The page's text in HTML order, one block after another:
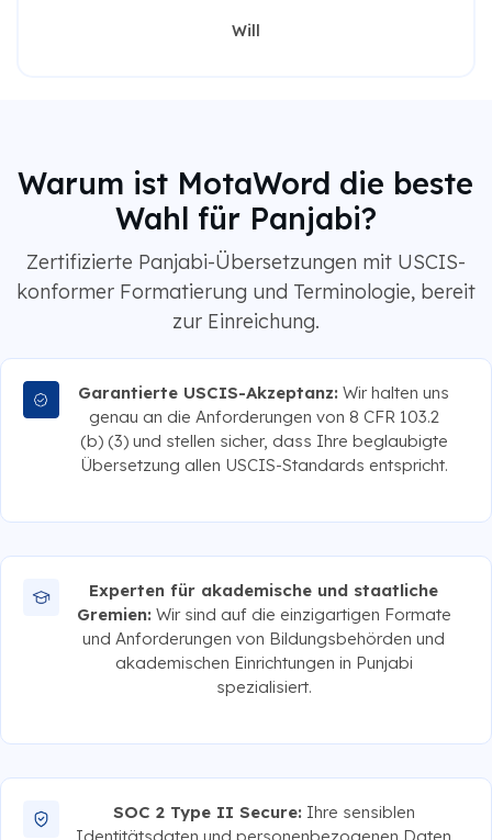
Will
Warum ist MotaWord die beste
Wahl für Panjabi?
Zertifizierte Panjabi-Übersetzungen mit USCIS-
konformer Formatierung und Terminologie, bereit
zur Einreichung.
Garantierte USCIS-Akzeptanz: Wir halten uns
genau an die Anforderungen von 8 CFR 103.2
(b) (3) und stellen sicher, dass Ihre beglaubigte
Übersetzung allen USCIS-Standards entspricht.
Experten für akademische und staatliche
Gremien: Wir sind auf die einzigartigen Formate
und Anforderungen von Bildungsbehörden und
akademischen Einrichtungen in Punjabi
spezialisiert.
SOC 2 Type II Secure: Ihre sensiblen